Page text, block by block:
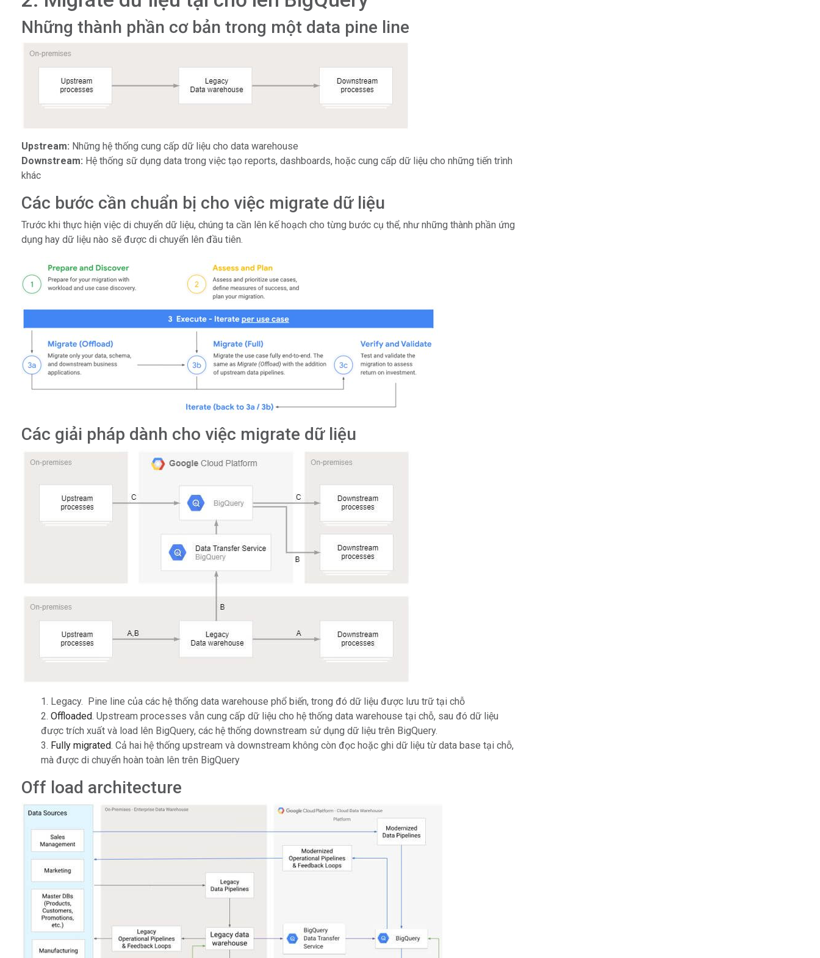
Những thành phần cơ bản trong một data pine line
Upstream: Những hệ thống cung cấp dữ liệu cho data warehouse
Downstream: Hệ thống sữ dụng data trong việc tạo reports, dashboards, hoặc cung cấp dữ liệu cho những tiến trình
khác
Các bước cần chuẩn bị cho việc migrate dữ liệu
Trước khi thực hiện việc di chuyển dữ liệu, chúng ta cần lên kế hoạch cho từng bước cụ thể, như những thành phần ứng
dụng hay dữ liệu nào sẽ được di chuyển lên đầu tiên.
Các giải pháp dành cho việc migrate dữ liệu
Legacy. Pine line của các hệ thống data warehouse phổ biến, trong đó dữ liệu được lưu trữ tại chỗ
Offloaded. Upstream processes vẫn cung cấp dữ liệu cho hệ thống data warehouse tại chỗ, sau đó dữ liệu
được trích xuất và load lên BigQuery, các hệ thống downstream sử dụng dữ liệu trên BigQuery.
Fully migrated. Cả hai hệ thống upstream và downstream không còn đọc hoặc ghi dữ liệu từ data base tại chỗ,
mà được di chuyển hoàn toàn lên trên BigQuery
Off load architecture